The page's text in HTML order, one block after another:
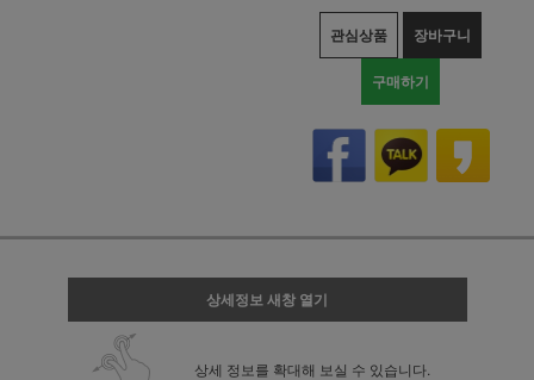
관심상품 장바구니
구매하기
상세정보 새창 열기
상세 정보를 확대해 보실 수 있습니다.